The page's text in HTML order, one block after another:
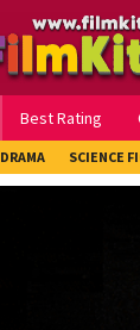
Best Rating
DRAMA SCIENCE